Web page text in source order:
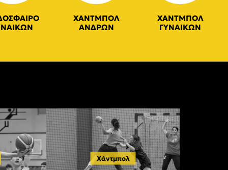
ΧΑΝΤΜΠΟΛ
ΑΝΔΡΩΝ
ΧΑΝΤΜΠΟΛ
ΓΥΝΑΙΚΩΝ
Χάντμπολ